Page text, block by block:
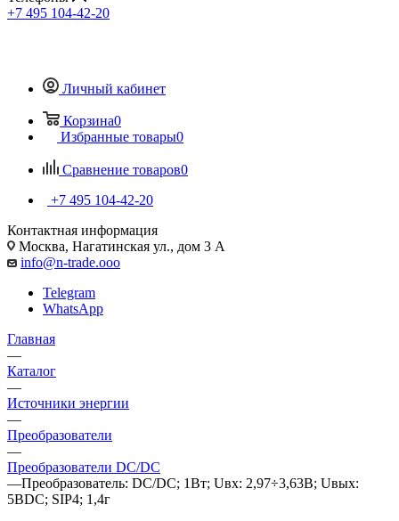
+7 495 104-42-20
Личный кабинет
Корзина0
Избранные товары0
Сравнение товаров0
+7 495 104-42-20
Контактная информация
Москва, Нагатинская ул., дом 3 А
info@n-trade.ooo
Telegram
WhatsApp
Главная
—
Каталог
—
Источники энергии
—
Преобразователи
—
Преобразователи DC/DC
—Преобразователь: DC/DC; 1Вт; Uвх: 2,97÷3,63В; Uвых:
5ВDC; SIP4; 1,4г